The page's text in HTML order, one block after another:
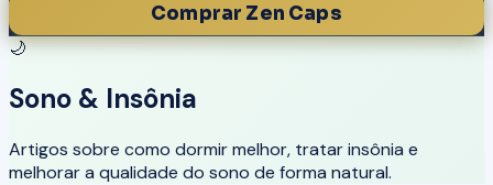
Comprar Zen Caps
🌙
Sono & Insônia
Artigos sobre como dormir melhor, tratar insônia e
melhorar a qualidade do sono de forma natural.